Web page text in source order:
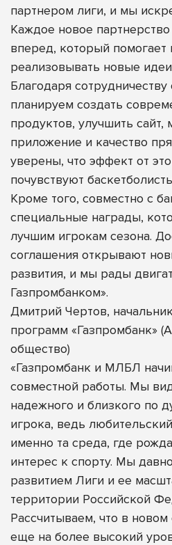
партнером лиги, и мы
Каждое новое
вперед, который помогает
реализовывать новые
Благодаря
планируем создать
продуктов, улучшить сайт,
приложение и качество
уверены, что эффект от
почувствуют
Кроме того, совместно с
специальные награды,
лучшим игрокам сезона.
соглашения открывают
развития, и мы рады
Газпромбанком».
Дмитрий Чертов,
программ «Газпромбанк»
общество)
«Газпромбанк и МЛБЛ
совместной работы. Мы
надежного и близкого по
игрока, ведь
именно та среда, где
интерес к спорту. Мы
развитием Лиги и ее
территории Российской
Рассчитываем, что в
еще на более высокий